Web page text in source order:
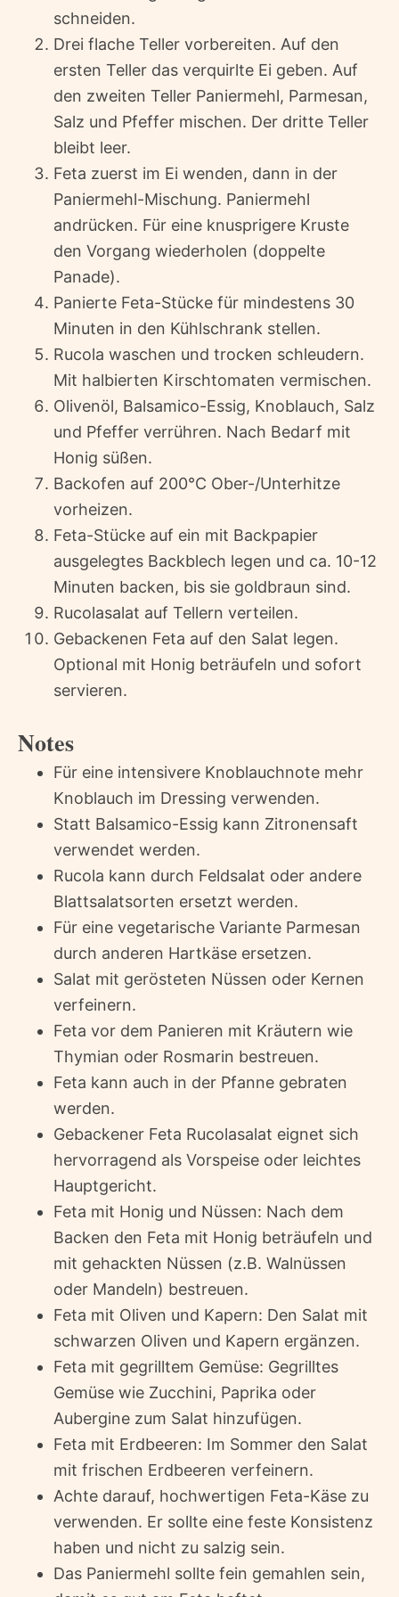
schneiden.
Drei flache Teller vorbereiten. Auf den
ersten Teller das verquirlte Ei geben. Auf
den zweiten Teller Paniermehl, Parmesan,
Salz und Pfeffer mischen. Der dritte Teller
bleibt leer.
Feta zuerst im Ei wenden, dann in der
Paniermehl-Mischung. Paniermehl
andrücken. Für eine knusprigere Kruste
den Vorgang wiederholen (doppelte
Panade).
Panierte Feta-Stücke für mindestens 30
Minuten in den Kühlschrank stellen.
Rucola waschen und trocken schleudern.
Mit halbierten Kirschtomaten vermischen.
Olivenöl, Balsamico-Essig, Knoblauch, Salz
und Pfeffer verrühren. Nach Bedarf mit
Honig süßen.
Backofen auf 200°C Ober-/Unterhitze
vorheizen.
Feta-Stücke auf ein mit Backpapier
ausgelegtes Backblech legen und ca. 10-12
Minuten backen, bis sie goldbraun sind.
Rucolasalat auf Tellern verteilen.
Gebackenen Feta auf den Salat legen.
Optional mit Honig beträufeln und sofort
servieren.
Notes
Für eine intensivere Knoblauchnote mehr
Knoblauch im Dressing verwenden.
Statt Balsamico-Essig kann Zitronensaft
verwendet werden.
Rucola kann durch Feldsalat oder andere
Blattsalatsorten ersetzt werden.
Für eine vegetarische Variante Parmesan
durch anderen Hartkäse ersetzen.
Salat mit gerösteten Nüssen oder Kernen
verfeinern.
Feta vor dem Panieren mit Kräutern wie
Thymian oder Rosmarin bestreuen.
Feta kann auch in der Pfanne gebraten
werden.
Gebackener Feta Rucolasalat eignet sich
hervorragend als Vorspeise oder leichtes
Hauptgericht.
Feta mit Honig und Nüssen: Nach dem
Backen den Feta mit Honig beträufeln und
mit gehackten Nüssen (z.B. Walnüssen
oder Mandeln) bestreuen.
Feta mit Oliven und Kapern: Den Salat mit
schwarzen Oliven und Kapern ergänzen.
Feta mit gegrilltem Gemüse: Gegrilltes
Gemüse wie Zucchini, Paprika oder
Aubergine zum Salat hinzufügen.
Feta mit Erdbeeren: Im Sommer den Salat
mit frischen Erdbeeren verfeinern.
Achte darauf, hochwertigen Feta-Käse zu
verwenden. Er sollte eine feste Konsistenz
haben und nicht zu salzig sein.
Das Paniermehl sollte fein gemahlen sein,